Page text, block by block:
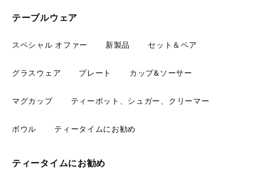
テーブルウェア
スペシャル オファー 新製品 セット＆ペア
グラスウェア プレート カップ&ソーサー
マグカップ ティーポット、シュガー、クリーマー
ボウル ティータイムにお勧め
ティータイムにお勧め